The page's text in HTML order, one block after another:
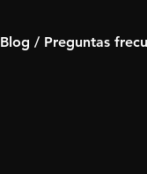
Blog / Preguntas